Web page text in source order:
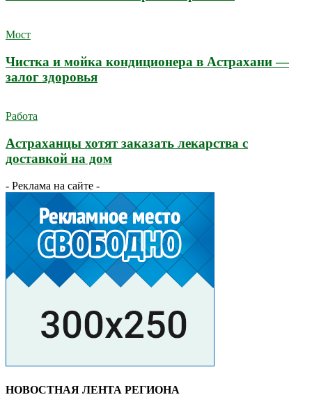
Мост
Чистка и мойка кондиционера в Астрахани —
залог здоровья
Работа
Астраханцы хотят заказать лекарства с
доставкой на дом
- Реклама на сайте -
НОВОСТНАЯ ЛЕНТА РЕГИОНА